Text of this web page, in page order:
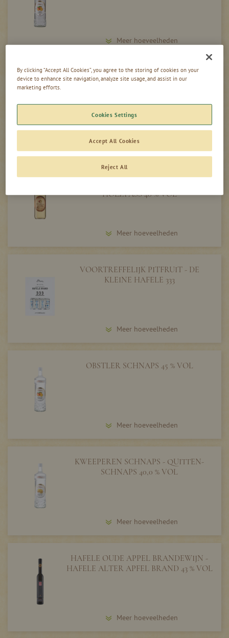
Meer hoeveelheden
KWEEPERENLIKEUR - QUITTEN LIKÖR
Meer hoeveelheden
OBSTLER UIT HET GROTE HOUTEN
OLZFASS 40 % VOL
Meer hoeveelheden
VOORTREFFELIJK PITFRUIT - DE
KLEINE HAFELE 333
Meer hoeveelheden
OBSTLER SCHNAPS 45 % VOL
Meer hoeveelheden
KWEEPEREN SCHNAPS - QUITTEN-
SCHNAPS 40,0 % VOL
Meer hoeveelheden
HAFELE OUDE APPEL BRANDEWIJN -
HAFELE ALTER APFEL BRAND 43 % VOL
Meer hoeveelheden
By clicking “Accept All Cookies”, you agree to the storing of cookies on your
device to enhance site navigation, analyze site usage, and assist in our
marketing efforts.
Cookies Settings
Reject All
Accept All Cookies